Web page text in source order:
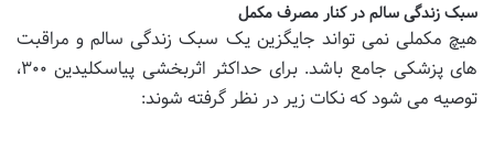
سبک زندگی سالم در کنار مصرف مکمل
هیچ مکملی نمی تواند جایگزین یک سبک زندگی سالم و مراقبت
های پزشکی جامع باشد. برای حداکثر اثربخشی پیاسکلیدین ۳۰۰،
توصیه می شود که نکات زیر در نظر گرفته شوند: